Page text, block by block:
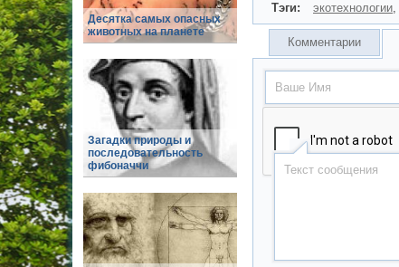
Десятка самых опасных
животных на планете
Загадки природы и
последовательность
фибоначчи
Тэги: экотехнологии,
Комментарии